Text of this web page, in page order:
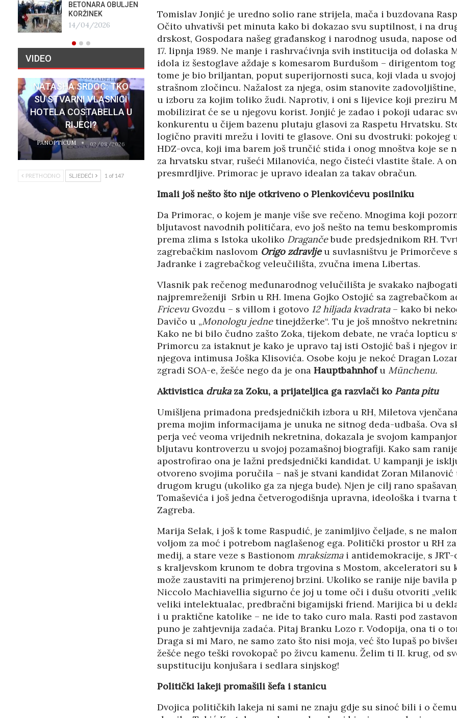
Tomislav Jonjić je uredno solio rane strijela, mača i buzdovana
Očito uhvativši pet minuta kako bi dokazao svu suptilnost, i na
drskost, Gospodara našeg građanskog i narodnog usuda, napose
17. lipnja 1989. Ne manje i rashrvaćivnja svih institucija od dolaska
idola iz šestoglave aždaje s komesarom Burdušom – dirigentom
tome je bio briljantan, poput superijornosti suca, koji vlada u
strašnom zločincu. Nažalost za njega, osim stanovite
u izboru za kojim toliko žudi. Naprotiv, i oni s lijevice koji preziru
mobilizirat će se u njegovu korist. Jonjić je zadao i pokoji udarac
konkurentu u čijem bazenu plutaju glasovi za Raspetu Hrvatsku.
logično praviti mrežu i loviti te glasove. Oni su dvostruki: pokojeg
HDZ-ovca, koji ima barem još trunčić stida i onog mnoštva koje se
za hrvatsku stvar, rušeći Milanovića, nego čisteći vlastite štale. A
presmrdljive. Primorac je upravo idealan za takav obračun.
Imali još nešto što nije otkriveno o Plenkovićevu posilniku
Da Primorac, o kojem je manje više sve rečeno. Mnogima koji
bljutavost navodnih političara, evo još nešto na temu
prema zlima s Istoka ukoliko Dragančebude predsjednikom RH.
zagrebačkim naslovom Origo zdravljeu suvlasništvu je Primorčeve
Jadranke i zagrebačkog veleučilišta, zvučna imena Libertas.
Vlasnik pak rečenog međunarodnog velučilišta je svakako
najpremreženiji Srbin u RH. Imena Gojko Ostojić sa zagrebačkom
FricevuGvozdu – s villom i gotovo 12 hiljada kvadrata– kako bi
Davičo u „Monologu jednetinejdžerke“. Tu je još mnoštvo
Kako ne bi bilo čudno zašto Zoka, tijekom debate, ne vraća lopticu
Primorcu za istaknut je kako je upravo taj isti Ostojić baš i njegov
njegova intimusa Joška Klisovića. Osobe koju je nekoć Dragan
zgradi SOA-e, žešće nego da je ona Hauptbahnhofu Münchenu.
Aktivistica drukaza Zoku, a prijateljica ga razvlači ko Panta pitu
Umišljena primadona predsjedničkih izbora u RH, Miletova
prema mojim informacijama je unuka ne sitnog deda-udbaša. Ova
perja već veoma vrijednih nekretnina, dokazala je svojom
bljutavu kontroverzu u svojoj pozamašnoj biografiji. Kako sam
apostrofirao ona je lažni predsjednički kandidat. U kampanji je
otvoreno svojima poručila – naš je stvani kandidat Zoran Milanović
drugom krugu (ukoliko ga za njega bude). Njen je cilj rano
Tomaševića i još jedna četverogodišnja upravna, ideološka i tvarna
Zagreba.
Marija Selak, i još k tome Raspudić, je zanimljivo čeljade, s ne
voljom za moć i potrebom naglašenog ega. Politički prostor u RH
medij, a stare veze s Bastionom mraksizmai antidemokracije, s
s kraljevskom krunom te dobra trgovina s Mostom, akceleratori su
može zaustaviti na primjerenoj brzini. Ukoliko se ranije nije bavila
Niccolo Machiavellia sigurno će joj u tome oči i dušu otvoriti
veliki intelektualac, predbračni bigamijski friend. Marijica bi u
i u praktične katolike – ne ide to tako curo mala. Rasti pod
puno je zahtjevnija zadaća. Pitaj Branku Lozo r. Vodopija, ona ti o
Draga si mi Maro, ne samo zato što nisi moja, već što lupaš po
žešće nego teški rovokopač po živcu kamenu. Želim ti II. krug, od
supstituciju konjušara i sedlara sinjskog!
Politički lakeji promašili šefa i stanicu
Dvojica političkih lakeja ni sami ne znaju gdje su sinoć bili i o
BETONARA OBULJEN
KORŽINEK
14/04/2026
AIRBUSA STIGLI
RAFALI
17/01/2026
PROTIV HR
08/12/2025
VIDEO
NATASHA SRDOC: TKO
SU STVARNI VLASNICI
HOTELA COSTABELLA U
RIJECI?
PANOPTICUM 02/08/2026
PRETHODNO SLJEDEĆI 1 of 147